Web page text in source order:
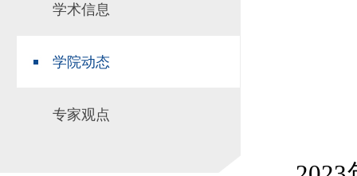
学术信息
学院动态
专家观点